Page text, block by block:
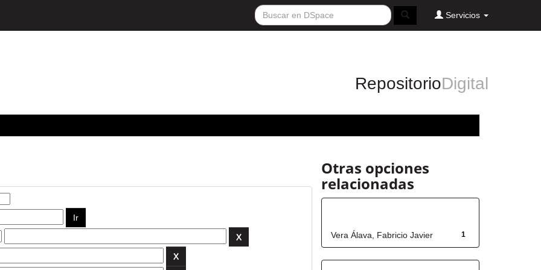
Servicios
RepositorioDigital
Otras opciones
relacionadas
1
Vera Álava, Fabricio Javier